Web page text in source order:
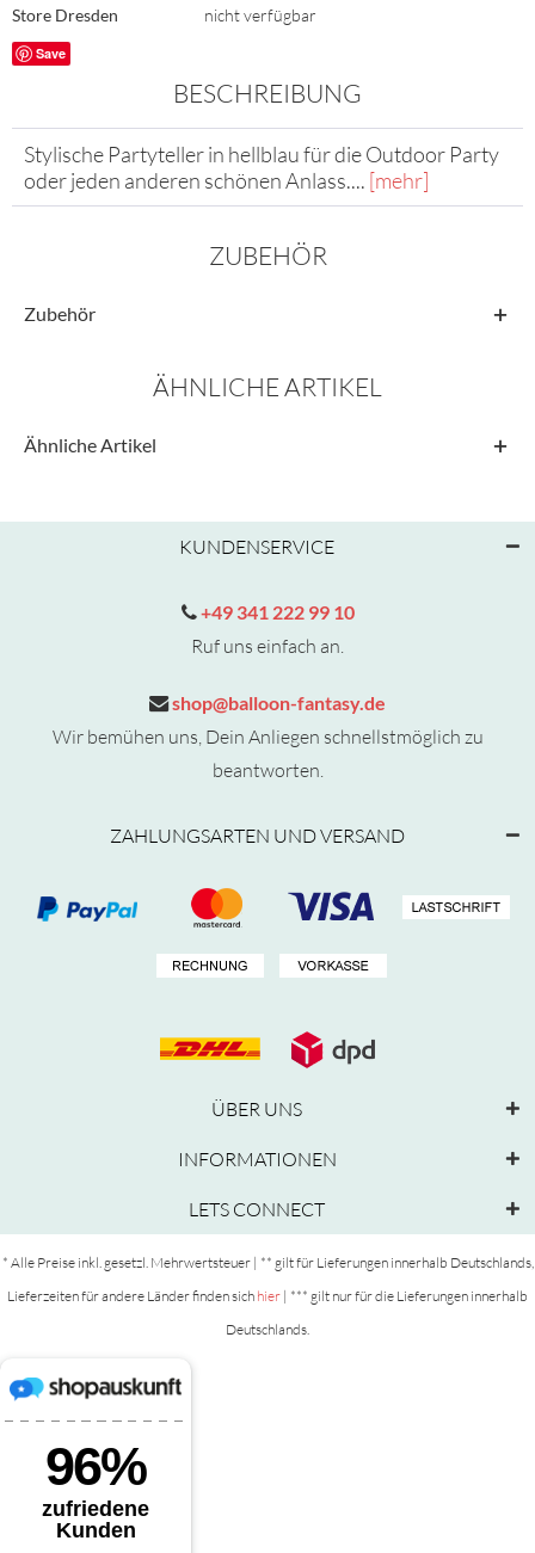
Store Dresden
nicht verfügbar
Save
BESCHREIBUNG
Stylische Partyteller in hellblau für die Outdoor Party
oder jeden anderen schönen Anlass.... [mehr]
ZUBEHÖR
Zubehör
ÄHNLICHE ARTIKEL
Ähnliche Artikel
KUNDENSERVICE
+49 341 222 99 10
Ruf uns einfach an.
shop@balloon-fantasy.de
Wir bemühen uns, Dein Anliegen schnellstmöglich zu
beantworten.
ZAHLUNGSARTEN UND VERSAND
ÜBER UNS
INFORMATIONEN
LETS CONNECT
* Alle Preise inkl. gesetzl. Mehrwertsteuer | ** gilt für Lieferungen innerhalb Deutschlands,
Lieferzeiten für andere Länder finden sich hier | *** gilt nur für die Lieferungen innerhalb
Deutschlands.